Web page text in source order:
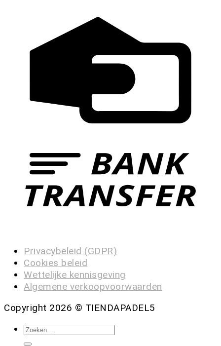
Privacybeleid (GDPR)
Cookies beleid
Wettelijke kennisgeving
Algemene verkoopvoorwaarden
Copyright 2026 © TIENDAPADEL5